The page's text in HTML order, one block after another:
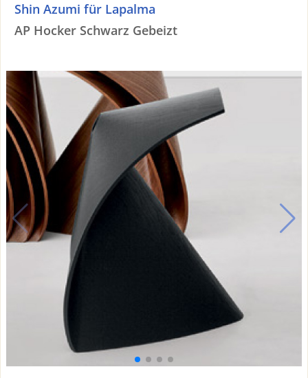
Shin Azumi für Lapalma
AP Hocker Schwarz Gebeizt